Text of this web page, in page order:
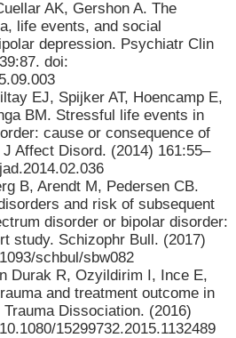
AK, Gershon A. The
life events, and social
depression. Psychiatr Clin
doi:
EJ, Spijker AT, Hoencamp E,
BM. Stressful life events in
cause or consequence of
Affect Disord. (2014) 161:55–
B, Arendt M, Pedersen CB.
and risk of subsequent
disorder or bipolar disorder:
study. Schizophr Bull. (2017)
schbul/sbw082
Durak R, Ozyildirim I, Ince E,
and treatment outcome in
Dissociation. (2016)
15299732.2015.1132489